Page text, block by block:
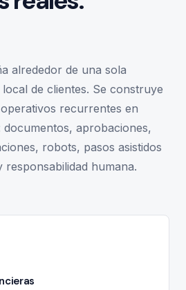
alrededor de una sola
de clientes. Se construye
recurrentes en
documentos, aprobaciones,
robots, pasos asistidos
humana.